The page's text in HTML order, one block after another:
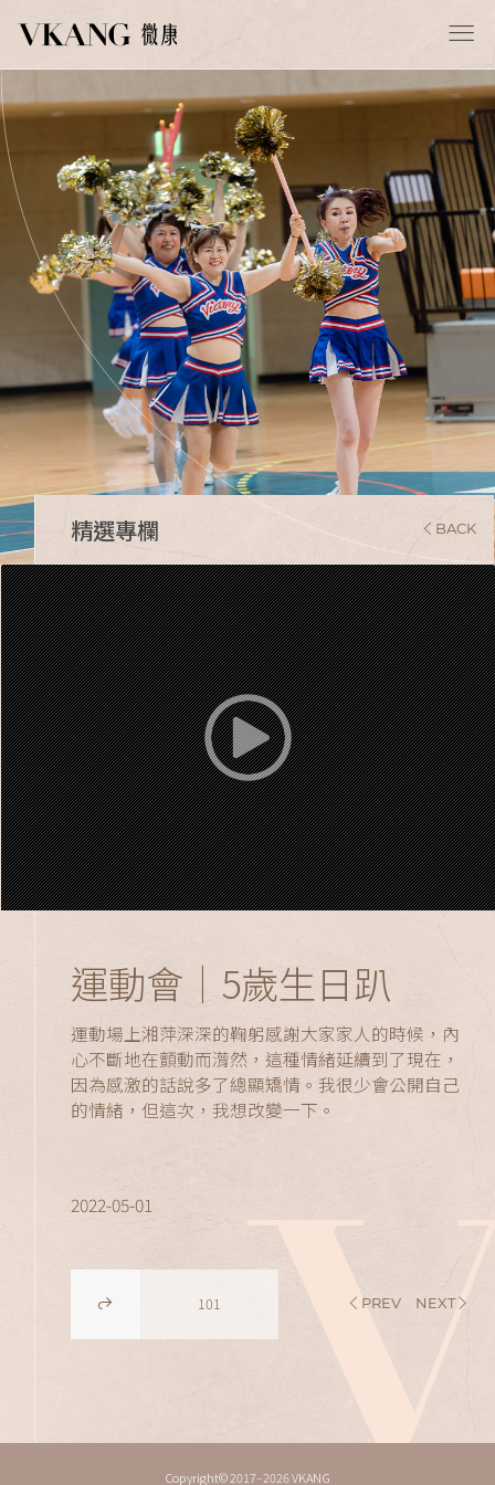
精選專欄 BACK
運動會｜5歲生日趴
運動場上湘萍深深的鞠躬感謝大家家人的時候，內
心不斷地在顫動而潸然，這種情緒延續到了現在，
因為感激的話說多了總顯矯情。我很少會公開自己
的情緒，但這次，我想改變一下。
2022-05-01
101 PREV NEXT
Copyright© 2017–2026 VKANG